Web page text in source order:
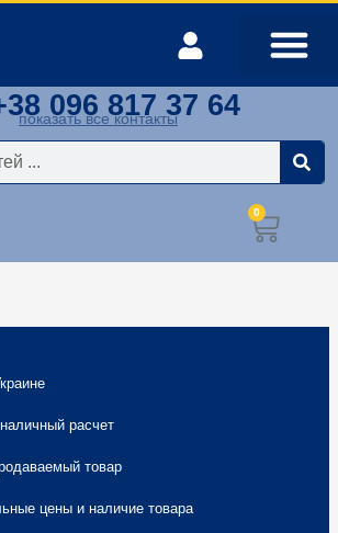
096 817 37 64
показать все контакты
0
расчет
товар
цены и наличие товара